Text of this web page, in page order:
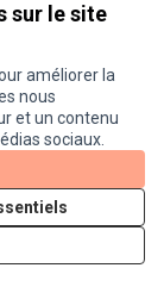
sur le site
améliorer la
nous
et un contenu
sociaux.